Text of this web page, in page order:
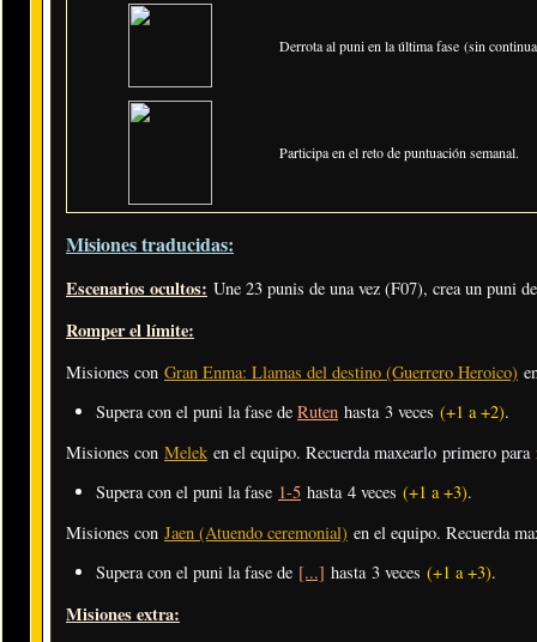
Derrota al puni en la última fase (sin
Participa en el reto de puntuación semanal.
Misiones traducidas:
Escenarios ocultos: Une 23 punis de una vez (F07), crea un puni
Romper el límite:
Misiones con Gran Enma: Llamas del destino (Guerrero Heroico)
Supera con el puni la fase de Ruten hasta 3 veces (+1 a +2).
Misiones con Melek en el equipo. Recuerda maxearlo primero para
Supera con el puni la fase 1-5 hasta 4 veces (+1 a +3).
Misiones con Jaen (Atuendo ceremonial) en el equipo. Recuerda
Supera con el puni la fase de [...] hasta 3 veces (+1 a +3).
Misiones extra: